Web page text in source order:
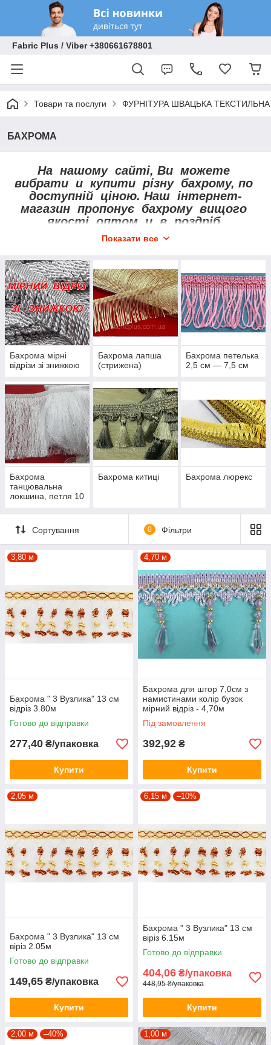
Fabric Plus / Viber +380661678801
Товари та послуги ФУРНІТУРА ШВАЦЬКА ТЕКСТИЛЬНА
БАХРОМА
На нашому сайті, Ви можете
вибрати и купити різну бахрому, по
доступній ціною. Наш інтернет-
магазин пропонує бахрому вищого
якості, оптом и в роздріб.
Купити бахрому різного розміру,
сможете на нашому сайті в розділі
"Бахрома"
Показати все
Бахрома мірні
відрізи зі знижкою
Бахрома лапша
(стрижена)
Бахрома петелька
2,5 см — 7,5 см
Бахрома
танцювальна
локшина, петля 10
Бахрома китиці Бахрома люрекс
Сортування 0 Фільтри
3,80 м
Бахрома " 3 Вузлика" 13 см
відріз 3.80м
Готово до відправки
277,40 ₴/упаковка
Купити
4,70 м
Бахрома для штор 7,0см з
намистинами колір бузок
мірний відріз - 4,70м
Під замовлення
392,92 ₴
Купити
2,05 м
Бахрома " 3 Вузлика" 13 см
віріз 2.05м
Готово до відправки
149,65 ₴/упаковка
Купити
6,15 м –10%
Бахрома " 3 Вузлика" 13 см
віріз 6.15м
Готово до відправки
404,06 ₴/упаковка
448,95 ₴/упаковка
Купити
2,00 м –40% 1,00 м